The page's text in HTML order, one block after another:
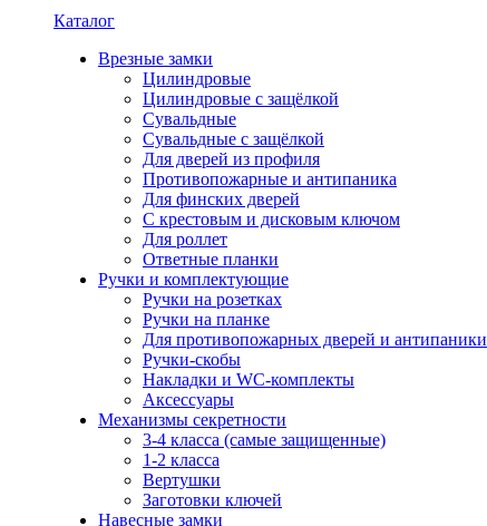
Каталог
Врезные замки
Цилиндровые
Цилиндровые с защёлкой
Сувальдные
Сувальдные с защёлкой
Для дверей из профиля
Противопожарные и антипаника
Для финских дверей
С крестовым и дисковым ключом
Для роллет
Ответные планки
Ручки и комплектующие
Ручки на розетках
Ручки на планке
Для противопожарных дверей и антипаники
Ручки-скобы
Накладки и WC-комплекты
Аксессуары
Механизмы секретности
3-4 класса (самые защищенные)
1-2 класса
Вертушки
Заготовки ключей
Навесные замки